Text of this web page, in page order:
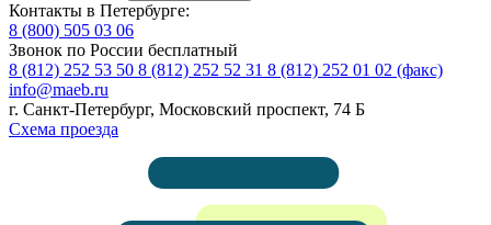
Контакты в Петербурге:
8 (800) 505 03 06
Звонок по России бесплатный
8 (812) 252 53 50 8 (812) 252 52 31 8 (812) 252 01 02 (факс)
info@maeb.ru
г. Санкт-Петербург, Московский проспект, 74 Б
Схема проезда